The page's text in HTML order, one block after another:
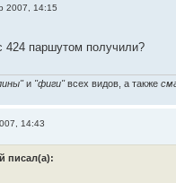
2007, 14:15
424 паршутом получили?
и "фиги"всех видов, а также
14:43
писал(а):